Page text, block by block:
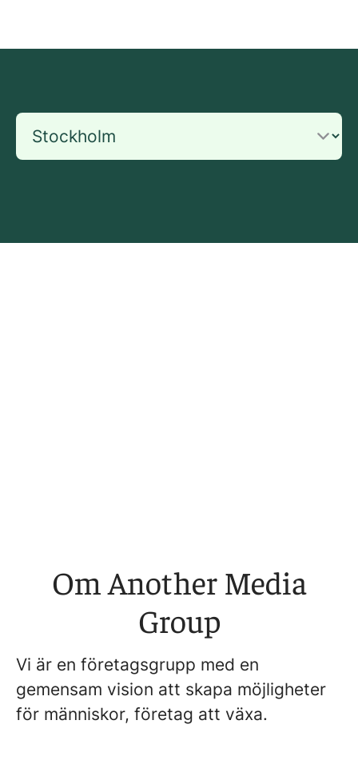
Om Another Media
Group
Vi är en företagsgrupp med en
gemensam vision att skapa möjligheter
för människor, företag att växa.